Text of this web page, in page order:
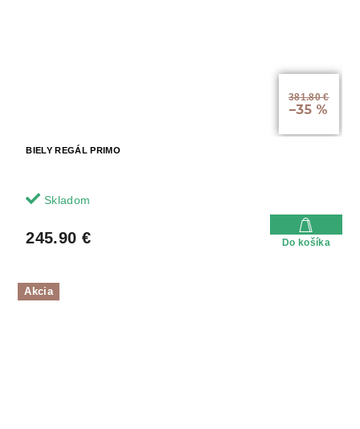
381.80 €
–35 %
BIELY REGÁL PRIMO
Skladom
245.90 € Do košíka
Akcia